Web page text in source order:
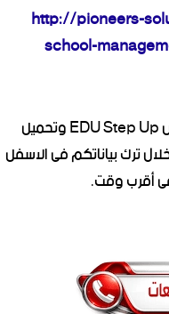
http://pioneers-
school-
وللتعرف أكثر على برنامج ادارة المدارس EDU Step Up وتحميل
ترك بياناتكم فى الاسفل
أقرب وقت.